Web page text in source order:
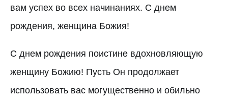
вам успех во всех начинаниях. С днем
рождения, женщина Божия!
С днем рождения поистине вдохновляющую
женщину Божию! Пусть Он продолжает
использовать вас могущественно и обильно